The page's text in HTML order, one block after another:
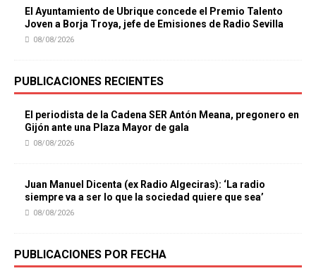
El Ayuntamiento de Ubrique concede el Premio Talento
Joven a Borja Troya, jefe de Emisiones de Radio Sevilla
08/08/2026
PUBLICACIONES RECIENTES
El periodista de la Cadena SER Antón Meana, pregonero en
Gijón ante una Plaza Mayor de gala
08/08/2026
Juan Manuel Dicenta (ex Radio Algeciras): ‘La radio
siempre va a ser lo que la sociedad quiere que sea’
08/08/2026
PUBLICACIONES POR FECHA